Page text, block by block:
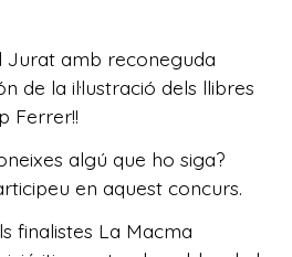
Jurat amb reconeguda
de la il·lustració dels llibres
Ferrer!!
algú que ho siga?
en aquest concurs.
finalistes La Macma